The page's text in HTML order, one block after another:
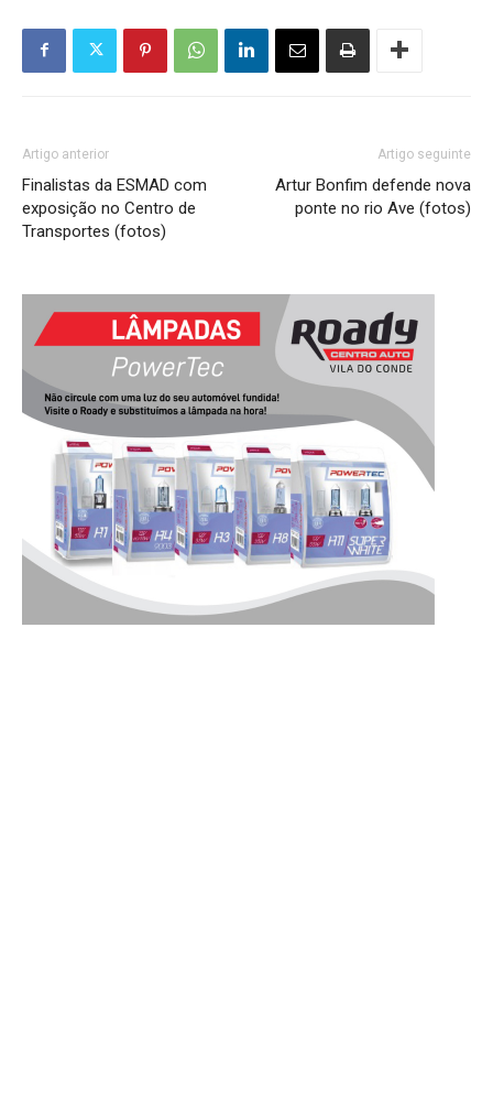
Artigo anterior
Finalistas da ESMAD com
exposição no Centro de
Transportes (fotos)
Artigo seguinte
Artur Bonfim defende nova
ponte no rio Ave (fotos)